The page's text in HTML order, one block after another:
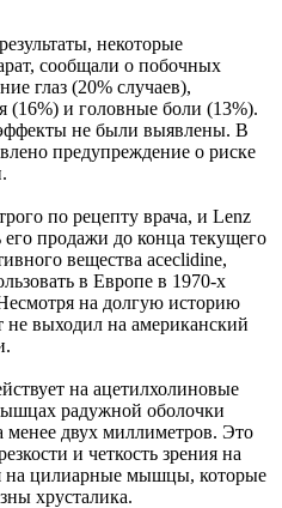
некоторые
сообщали о побочных
глаз (20% случаев),
(16%) и головные боли (13%).
не были выявлены. В
предупреждение о риске
по рецепту врача, и Lenz
его продажи до конца текущего
вещества aceclidine,
в Европе в 1970-х
на долгую историю
не выходил на американский
на ацетилхолиновые
радужной оболочки
менее двух миллиметров. Это
и четкость зрения на
на цилиарные мышцы, которые
хрусталика.